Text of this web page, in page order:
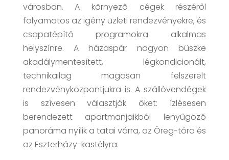
városban. A környező cégek részéről
folyamatos az igény üzleti rendezvényekre, és
csapatépítő programokra alkalmas
helyszínre. A házaspár nagyon büszke
akadálymentesített, légkondicionált,
technikailag magasan felszerelt
rendezvényközpontjukra is. A szállóvendégek
is szívesen választják őket: ízlésesen
berendezett apartmanjaikból lenyűgöző
panoráma nyílik a tatai várra, az Öreg-tóra és
az Eszterházy-kastélyra.